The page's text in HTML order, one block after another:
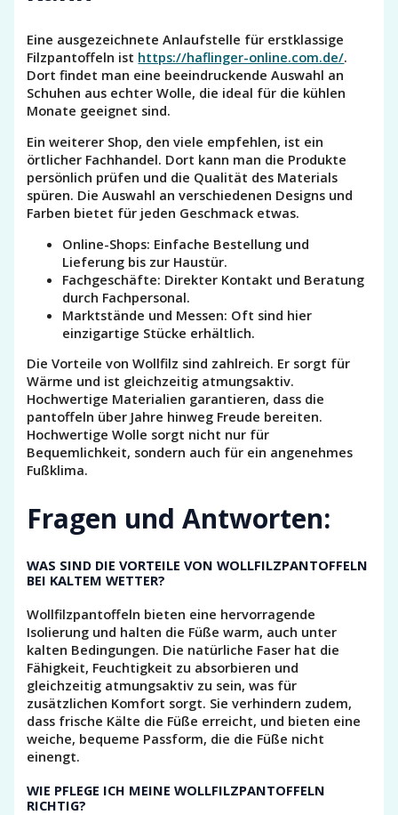
Eine ausgezeichnete Anlaufstelle für erstklassige
Filzpantoffeln ist https://haflinger-online.com.de/.
Dort findet man eine beeindruckende Auswahl an
Schuhen aus echter Wolle, die ideal für die kühlen
Monate geeignet sind.
Ein weiterer Shop, den viele empfehlen, ist ein
örtlicher Fachhandel. Dort kann man die Produkte
persönlich prüfen und die Qualität des Materials
spüren. Die Auswahl an verschiedenen Designs und
Farben bietet für jeden Geschmack etwas.
Online-Shops: Einfache Bestellung und
Lieferung bis zur Haustür.
Fachgeschäfte: Direkter Kontakt und Beratung
durch Fachpersonal.
Marktstände und Messen: Oft sind hier
einzigartige Stücke erhältlich.
Die Vorteile von Wollfilz sind zahlreich. Er sorgt für
Wärme und ist gleichzeitig atmungsaktiv.
Hochwertige Materialien garantieren, dass die
pantoffeln über Jahre hinweg Freude bereiten.
Hochwertige Wolle sorgt nicht nur für
Bequemlichkeit, sondern auch für ein angenehmes
Fußklima.
Fragen und Antworten:
WAS SIND DIE VORTEILE VON WOLLFILZPANTOFFELN
BEI KALTEM WETTER?
Wollfilzpantoffeln bieten eine hervorragende
Isolierung und halten die Füße warm, auch unter
kalten Bedingungen. Die natürliche Faser hat die
Fähigkeit, Feuchtigkeit zu absorbieren und
gleichzeitig atmungsaktiv zu sein, was für
zusätzlichen Komfort sorgt. Sie verhindern zudem,
dass frische Kälte die Füße erreicht, und bieten eine
weiche, bequeme Passform, die die Füße nicht
einengt.
WIE PFLEGE ICH MEINE WOLLFILZPANTOFFELN
RICHTIG?